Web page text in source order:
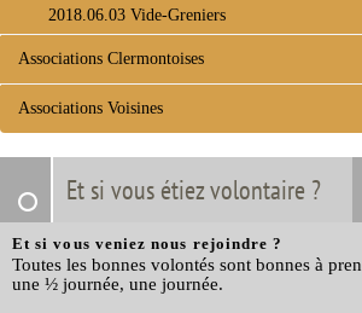
2018.06.03 Vide-Greniers
Associations Clermontoises
Associations Voisines
Et si vous étiez volontaire ?
Et si vous veniez nous rejoindre ?
Toutes les bonnes volontés sont bonnes à
une ½ journée, une journée.